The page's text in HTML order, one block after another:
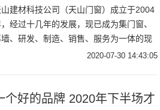
山建材科技公司（天山门窗）成立于2004
经过十几年的发展，现已成为集门窗、
、研发、制造、销售、服务为一体的现
化大型门窗企业。我公司现具有门窗产品
2020-07-30 14:43:05
个好的品牌 2020年下半场才